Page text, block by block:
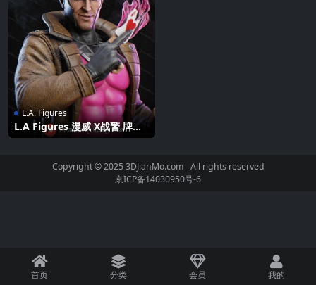
L.A. Figures
L.A Figures 漫威 X战警 牌皇
泰勒•克奇
Copyright © 2025 3DJianMo.com - All rights reserved
京ICP备14030950号-6
首页 分类 会员 我的